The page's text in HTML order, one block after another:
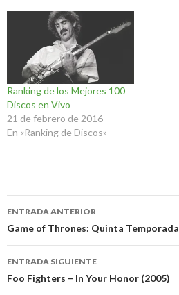
Ranking de los Mejores 100
Discos en Vivo
21 de febrero de 2016
En «Ranking de Discos»
Navegación
de
entradas
ENTRADA ANTERIOR
Game of Thrones: Quinta Temporada
ENTRADA SIGUIENTE
Foo Fighters – In Your Honor (2005)